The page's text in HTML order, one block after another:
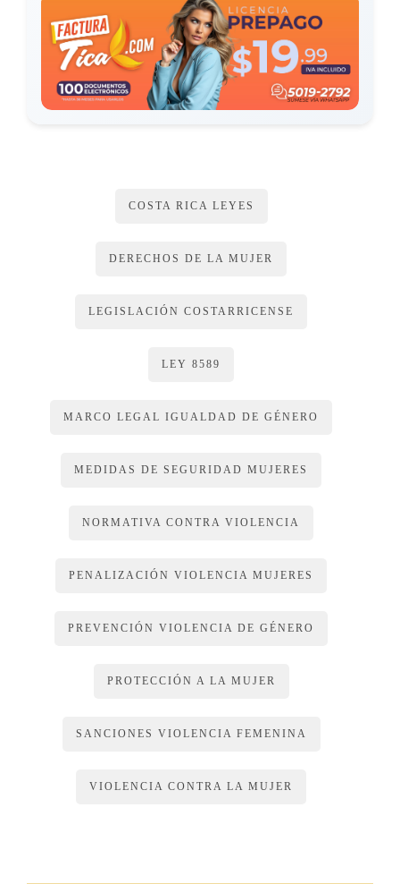
enviarán cada año, a la Corte Suprema de Justicia, la lista de
instituciones acreditadas, públicas y privadas, a las cuales la
autoridad judicial competente podrá remitir para el
cumplimiento de esta pena. Los gastos en que se incurra por
cometido.
La pena de inhabilitación consistirá en:
El reemplazo de la pena principal no afectará el cumplimiento
COSTA RICA LEYES
DERECHOS DE LA MUJER
LEGISLACIÓN COSTARRICENSE
LEY 8589
MARCO LEGAL IGUALDAD DE GÉNERO
MEDIDAS DE SEGURIDAD MUJERES
NORMATIVA CONTRA VIOLENCIA
PENALIZACIÓN VIOLENCIA MUJERES
PREVENCIÓN VIOLENCIA DE GÉNERO
PROTECCIÓN A LA MUJER
SANCIONES VIOLENCIA FEMENINA
VIOLENCIA CONTRA LA MUJER